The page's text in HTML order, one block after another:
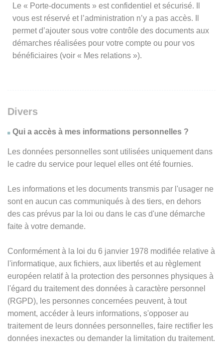
Le « Porte-documents » est confidentiel et sécurisé. Il
vous est réservé et l’administration n’y a pas accès. Il
permet d’ajouter sous votre contrôle des documents aux
démarches réalisées pour votre compte ou pour vos
bénéficiaires (voir « Mes relations »).
Divers
Qui a accès à mes informations personnelles ?
Les données personnelles sont utilisées uniquement dans
le cadre du service pour lequel elles ont été fournies.
Les informations et les documents transmis par l'usager ne
sont en aucun cas communiqués à des tiers, en dehors
des cas prévus par la loi ou dans le cas d'une démarche
faite à votre demande.
Conformément à la loi du 6 janvier 1978 modifiée relative à
l'informatique, aux fichiers, aux libertés et au règlement
européen relatif à la protection des personnes physiques à
l'égard du traitement des données à caractère personnel
(RGPD), les personnes concernées peuvent, à tout
moment, accéder à leurs informations, s'opposer au
traitement de leurs données personnelles, faire rectifier les
données inexactes ou demander la limitation du traitement.